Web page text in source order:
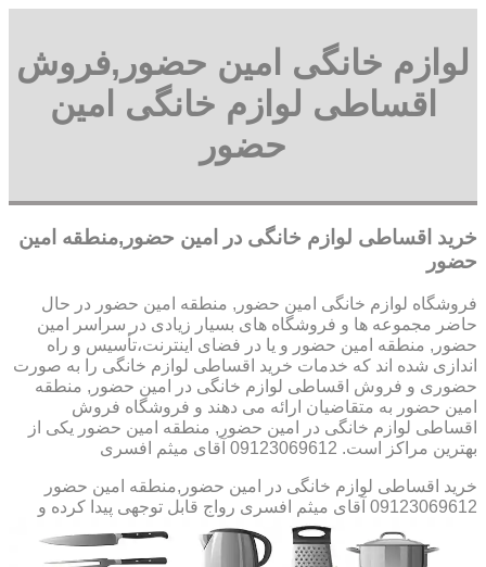
لوازم خانگی امین حضور,فروش
اقساطی لوازم خانگی امین
حضور
خرید اقساطی لوازم خانگی در امین حضور,منطقه امین
حضور
فروشگاه لوازم خانگی امین حضور, منطقه امین حضور در حال
حاضر مجموعه ها و فروشگاه های بسیار زیادی در سراسر امین
حضور, منطقه امین حضور و یا در فضای اینترنت،تأسیس و راه
اندازی شده اند که خدمات خرید اقساطی لوازم خانگی را به صورت
حضوری و فروش اقساطی لوازم خانگی در امین حضور, منطقه
امین حضور به متقاضیان ارائه می دهند و فروشگاه فروش
اقساطی لوازم خانگی در امین حضور, منطقه امین حضور یکی از
بهترین مراکز است. 09123069612 آقای میثم افسری
خرید اقساطی لوازم خانگی در امین حضور,منطقه امین حضور
09123069612 آقای میثم افسری
رواج قابل توجهی پیدا کرده و